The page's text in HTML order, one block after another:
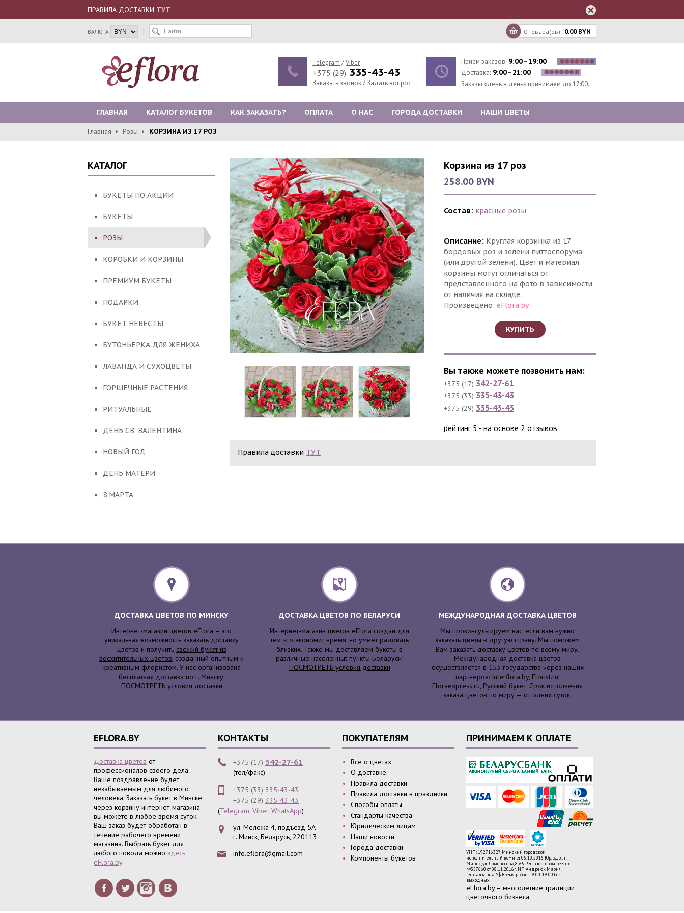
ПРАВИЛА ДОСТАВКИ ТУТ
ВАЛЮТА 0 товара(ов) - 0.00 BYN
Telegram /Viber
+375 (29) 335-43-43
Заказать звонок/Задать вопрос
Прием заказов: 9:00–19:00
Доставка: 9:00–21:00
Заказы «день в день» принимаем до 17:00.
ГЛАВНАЯ КАТАЛОГ БУКЕТОВ КАК ЗАКАЗАТЬ? ОПЛАТА О НАС ГОРОДА ДОСТАВКИ НАШИ ЦВЕТЫ
КОНТАКТЫ
Главная Розы КОРЗИНА ИЗ 17 РОЗ
КАТАЛОГ
БУКЕТЫ ПО АКЦИИ
БУКЕТЫ
РОЗЫ
КОРОБКИ И КОРЗИНЫ
ПРЕМИУМ БУКЕТЫ
ПОДАРКИ
БУКЕТ НЕВЕСТЫ
БУТОНЬЕРКА ДЛЯ ЖЕНИХА
ЛАВАНДА И СУХОЦВЕТЫ
ГОРШЕЧНЫЕ РАСТЕНИЯ
РИТУАЛЬНЫЕ
ДЕНЬ СВ. ВАЛЕНТИНА
НОВЫЙ ГОД
ДЕНЬ МАТЕРИ
8 МАРТА
Корзина из 17 роз
258.00 BYN
Состав: красные розы
Описание: Круглая корзинка из 17
бордовых роз и зелени питтоспорума
(или другой зелени). Цвет и материал
корзины могут отличаться от
представленного на фото в зависимости
от наличия на складе.
Произведено: eFlora.by
КУПИТЬ
Вы также можете позвонить нам:
+375 (17) 342-27-61
+375 (33) 335-43-43
+375 (29) 335-43-43
рейтинг 5​​ - на основе 2 отзывов
Правила доставки ТУТ
ДОСТАВКА ЦВЕТОВ ПО МИНСКУ
Интернет-магазин цветов eFlora – это
уникальная возможность заказать доставку
цветов и получить свежий букет из
восхитительных цветов, созданный опытным и
креативным флористом. У нас организована
бесплатная доставка по г. Минску.
ПОСМОТРЕТЬ условия доставки
ДОСТАВКА ЦВЕТОВ ПО БЕЛАРУСИ
Интернет-магазин цветов eFlora создан для
тех, кто экономит время, но умеет радовать
близких. Также мы доставляем букеты в
различные населенныt пункты Беларуси!
ПОСМОТРЕТЬ условия доставки
МЕЖДУНАРОДНАЯ ДОСТАВКА ЦВЕТОВ
Мы проконсультируем вас, если вам нужно
заказать цветы в другую страну. Мы поможем
Вам заказать доставку цветов по всему миру.
Международная доставка цветов
осуществляется в 153 государства через наших
партнеров: Interflora.by, Florist.ru,
Floraexpress.ru, Русский букет. Срок исполнения
заказа цветов по миру — от одних суток.
EFLORA.BY
Доставка цветов от
профессионалов своего дела.
Ваше поздравление будет
незабываемым для любимого
человека. Заказать букет в Минске
через корзину интернет-магазина
вы можете в любое время суток.
Ваш заказ будет обработан в
течение рабочего времени
магазина. Выбрать букет для
любого повода можно здесь:
eFlora.by.
КОНТАКТЫ
+375 (17) 342-27-61
(тел/факс)
+375 (33) 335-43-43
+375 (29) 335-43-43
(Telegram, Viber, WhatsApp)
ул. Мележа 4, подъезд 5А
г. Минск, Беларусь, 220113
info.eflora@gmail.com
ПОКУПАТЕЛЯМ
Все о цветах
О доставке
Правила доставки
Правила доставки в праздники
Способы оплаты
Стандарты качества
Юридическим лицам
Наши новости
Города доставки
Компоненты букетов
ПРИНИМАЕМ К ОПЛАТЕ
УНП: 192716327 Минский городской
исполнительный комитет 06.10.2016 Юр.адр.: г.
Минск, ул. Ломоносова, 8-65 Рег. в торговом реестре
№357660 от 08.11.2016г. ИП Андреюк Мария
Геннадьевна $$ Время работы:9:00-19:00 без
выходных
eFlora.by – многолетние традиции
цветочного бизнеса.